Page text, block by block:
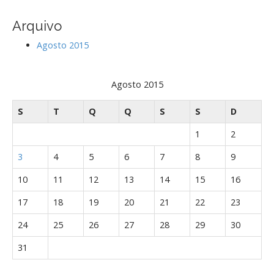
a
r
Arquivo
Agosto 2015
Agosto 2015
S T Q Q S S
D
1
2
3
4 5 6 7 8
9
10
11 12 13 14 15
16
17
18 19 20 21 22
23
24
25 26 27 28 29
30
31